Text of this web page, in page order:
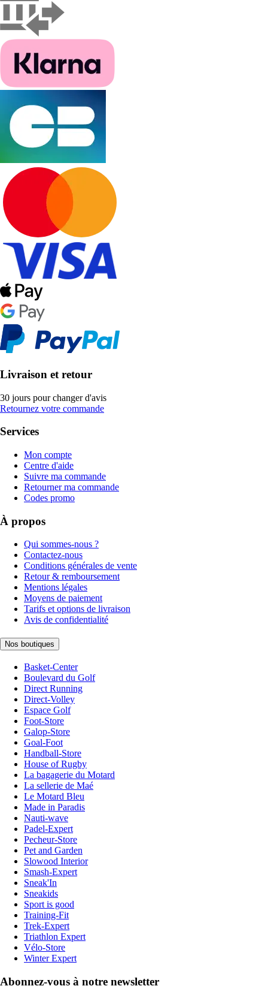
Livraison et retour
30 jours pour changer d'avis
Retournez votre commande
Services
Mon compte
Centre d'aide
Suivre ma commande
Retourner ma commande
Codes promo
À propos
Qui sommes-nous ?
Contactez-nous
Conditions générales de vente
Retour & remboursement
Mentions légales
Moyens de paiement
Tarifs et options de livraison
Avis de confidentialité
Nos boutiques
Basket-Center
Boulevard du Golf
Direct Running
Direct-Volley
Espace Golf
Foot-Store
Galop-Store
Goal-Foot
Handball-Store
House of Rugby
La bagagerie du Motard
La sellerie de Maé
Le Motard Bleu
Made in Paradis
Nauti-wave
Padel-Expert
Pecheur-Store
Pet and Garden
Slowood Interior
Smash-Expert
Sneak'In
Sneakids
Sport is good
Training-Fit
Trek-Expert
Triathlon Expert
Vélo-Store
Winter Expert
Abonnez-vous à notre newsletter